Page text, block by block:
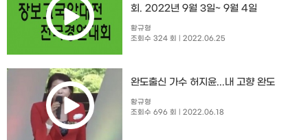
회. 2022년 9월 3일~ 9월 4일
황규형
조회수 324 회
| 2022.06.25
완도출신 가수 허지윤...내 고향 완도
황규형
조회수 696 회
| 2022.06.18